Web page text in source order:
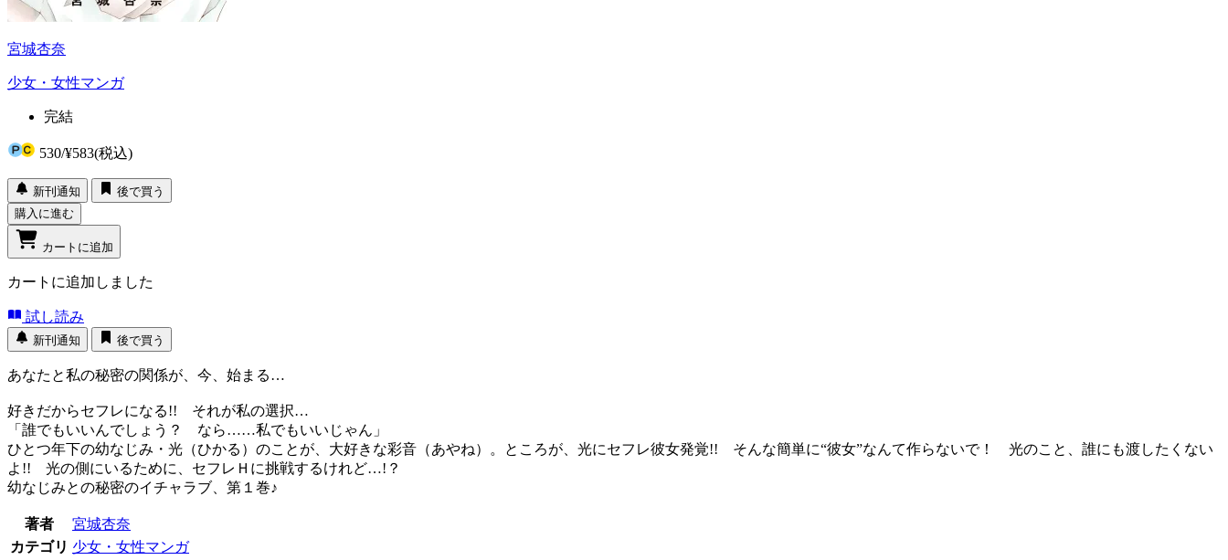
宮城杏奈
少女・女性マンガ
完結
530/¥583(税込)
新刊通知
後で買う
購入に進む
カートに追加
カートに追加しました
試し読み
新刊通知 後で買う
あなたと私の秘密の関係が、今、始まる…
好きだからセフレになる!! それが私の選択…
「誰でもいいんでしょう？ なら……私でもいいじゃん」
ひとつ年下の幼なじみ・光（ひかる）のことが、大好きな彩音（あやね）。ところが、光にセフレ彼女発覚!! そんな簡単に“彼女”なんて作らないで！ 光のこと、誰にも渡したくない
よ!! 光の側にいるために、セフレＨに挑戦するけれど…!？
幼なじみとの秘密のイチャラブ、第１巻♪
著者
宮城杏奈
カテゴリ 少女・女性マンガ